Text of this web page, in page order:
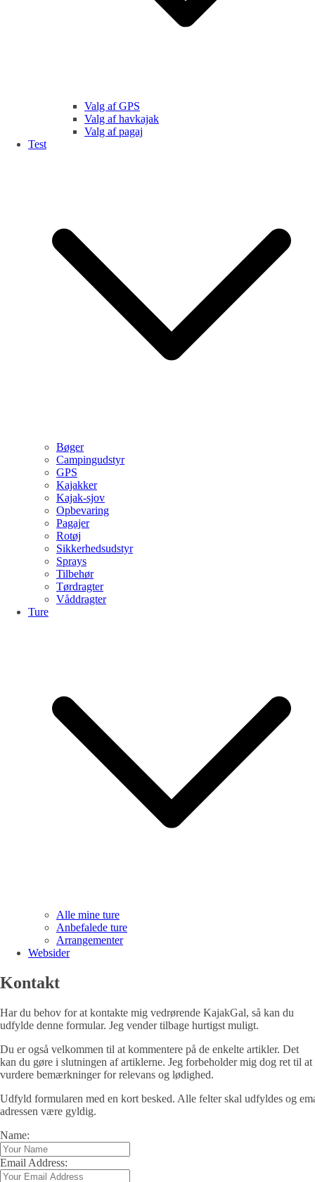
Valg af GPS
Valg af havkajak
Valg af pagaj
Test
Bøger
Campingudstyr
GPS
Kajakker
Kajak-sjov
Opbevaring
Pagajer
Rotøj
Sikkerhedsudstyr
Sprays
Tilbehør
Tørdragter
Våddragter
Ture
Alle mine ture
Anbefalede ture
Arrangementer
Websider
Kontakt
Har du behov for at kontakte mig vedrørende KajakGal, så kan du
udfylde denne formular. Jeg vender tilbage hurtigst muligt.
Du er også velkommen til at kommentere på de enkelte artikler. Det
kan du gøre i slutningen af artiklerne. Jeg forbeholder mig dog ret til at
vurdere bemærkninger for relevans og lødighed.
Udfyld formularen med en kort besked. Alle felter skal udfyldes og
adressen være gyldig.
Name:
Email Address: